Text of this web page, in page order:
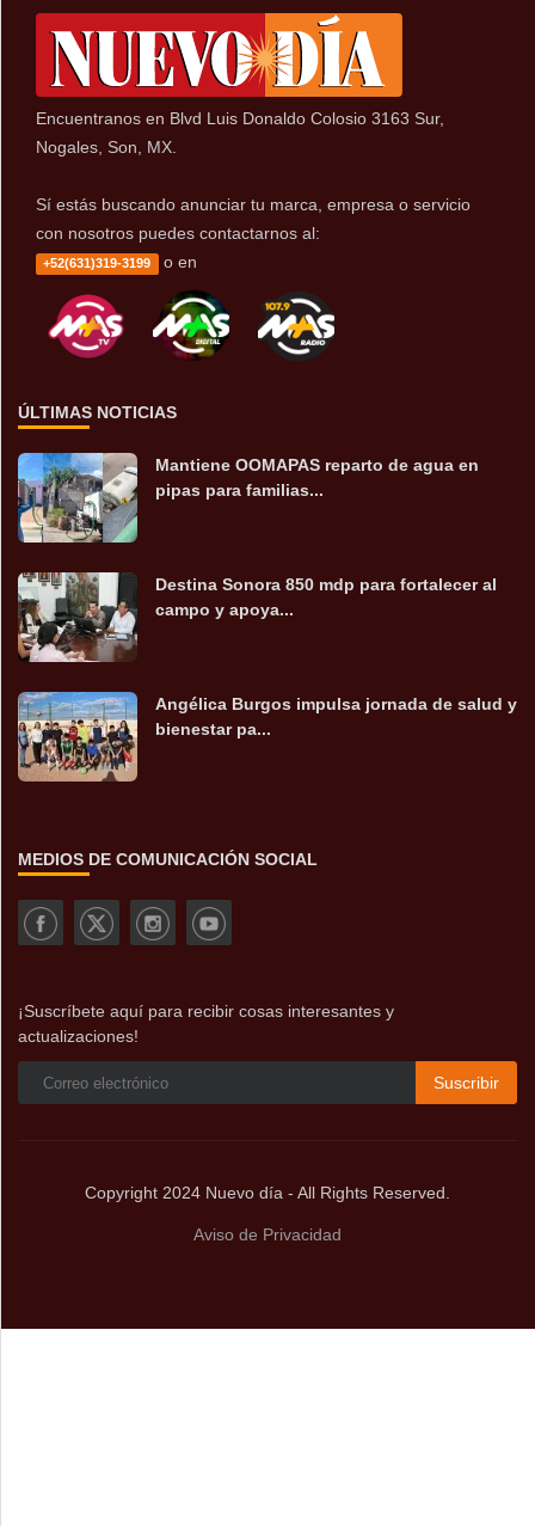
Encuentranos en Blvd Luis Donaldo Colosio 3163 Sur,
Nogales, Son, MX.
Sí estás buscando anunciar tu marca, empresa o servicio
con nosotros puedes contactarnos al:
+52(631)319-3199 o en
ÚLTIMAS NOTICIAS
Mantiene OOMAPAS reparto de agua en
pipas para familias...
Destina Sonora 850 mdp para fortalecer al
campo y apoya...
Angélica Burgos impulsa jornada de salud y
bienestar pa...
MEDIOS DE COMUNICACIÓN SOCIAL
¡Suscríbete aquí para recibir cosas interesantes y
actualizaciones!
Suscribir
Copyright 2024 Nuevo día - All Rights Reserved.
Aviso de Privacidad